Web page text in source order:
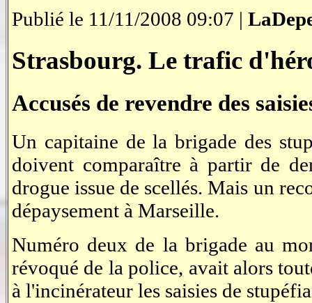
Publié le 11/11/2008 09:07 |
Strasbourg. Le trafic
Accusés de revendre des
Un capitaine de la brigade des
doivent comparaître à partir de
drogue issue de scellés. Mais un
dépaysement à Marseille.
Numéro deux de la brigade au
révoqué de la police, avait alors
à l'incinérateur les saisies de